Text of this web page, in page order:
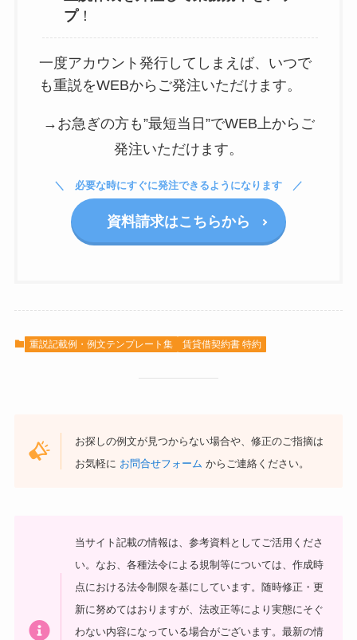
プ！
一度アカウント発行してしまえば、いつで
も重説をWEBからご発注いただけます。
→お急ぎの方も”最短当日”でWEB上からご
発注いただけます。
必要な時にすぐに発注できるようになります
資料請求はこちらから
重説記載例・例文テンプレート集 賃貸借契約書 特約
お探しの例文が見つからない場合や、修正のご指摘は
お気軽に お問合せフォーム からご連絡ください。
当サイト記載の情報は、参考資料としてご活用くださ
い。 なお、各種法令による規制等については、作成時
点における法令制限を基にしています。随時修正・更
新に努めてはおりますが、法改正等により実態にそぐ
わない内容になっている場合がございます。最新の情